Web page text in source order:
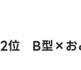
2位 B型×お